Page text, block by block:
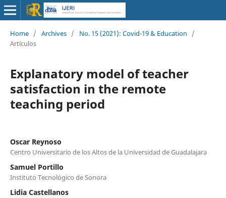
Home / Archives / No. 15 (2021): Covid-19 & Education
/
Artículos
Explanatory model of teacher
satisfaction in the remote
teaching period
Oscar Reynoso
Centro Universitario de los Altos de la Universidad de Guadalajara
Samuel Portillo
Instituto Tecnológico de Sonora
Lidia Castellanos